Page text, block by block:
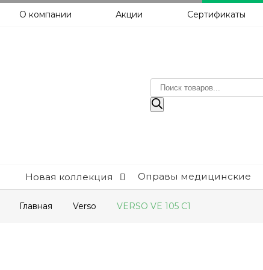
О компании Акции Сертификаты
Поиск
товаров
Новая коллекция Оправы медицинские
Главная Verso VERSO VE 105 C1